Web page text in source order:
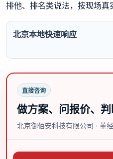
排他、排名类说法，按现场真
北京本地快速响应
直接咨询
做方案、问报价、
北京御佰安科技有限公司 · 董